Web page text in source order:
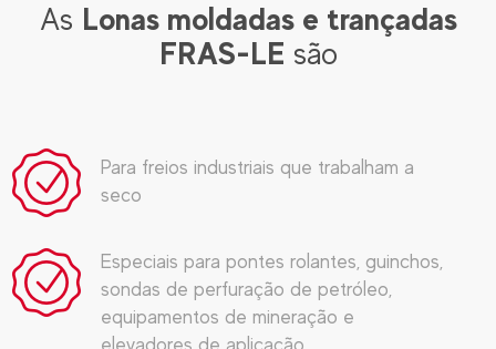
As Lonas moldadas e trançadas
FRAS-LE são
Para freios industriais que trabalham a
seco
Especiais para pontes rolantes, guinchos,
sondas de perfuração de petróleo,
equipamentos de mineração e
elevadores de aplicação